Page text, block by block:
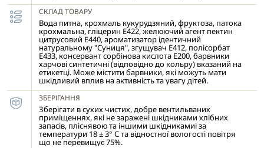
СКЛАД ТОВАРУ
Вода питна, крохмаль кукурудзяний, фруктоза, патока
крохмальна, гліцерин Е422, желюючий агент пектин
цитрусовий Е440, ароматизатор ідентичний
натуральному "Суниця", згущувач Е412, полісорбат
Е433, консервант сорбінова кислота Е200, барвники
харчові синтетичні (відповідно до кольру) вказаний на
етикетці. Може містити барвники, які можуть мати
шкідливий вплив на активність та увагу дітей.
ЗБЕРІГАННЯ
Зберігати в сухих чистих, добре вентильваних
приміщеннях, які не заражені шкідниками хлібних
запасів, пліснявою та іншими шкідникамиі за
температури 18 ± 3° С та відностної вологості повітря
що не перевищує 75%.